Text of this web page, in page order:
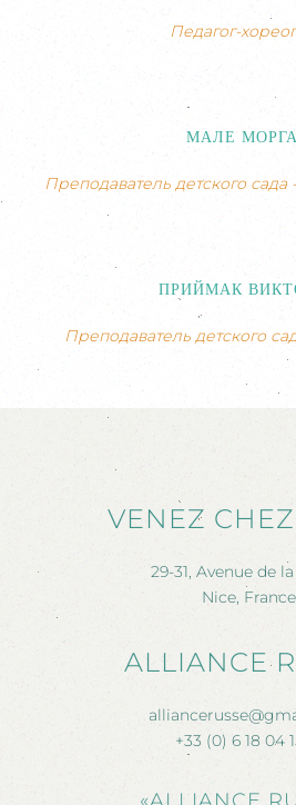
Педагог-
МАЛЕ
Преподаватель детского
ПРИЙМАК
Преподаватель детского
VENEZ
29-31, Avenue de
Nice, France
ALLIANCE
+33 (0) 6 18 04